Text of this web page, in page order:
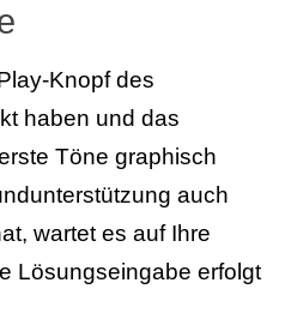
Knopf des
haben und das
Töne graphisch
auch
wartet es auf Ihre
Lösungseingabe erfolgt